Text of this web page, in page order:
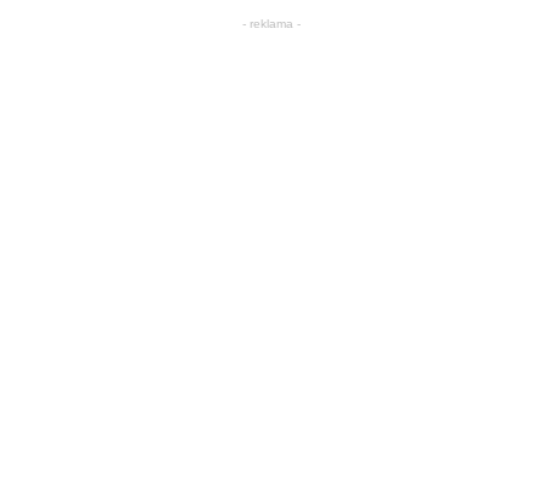
- reklama -